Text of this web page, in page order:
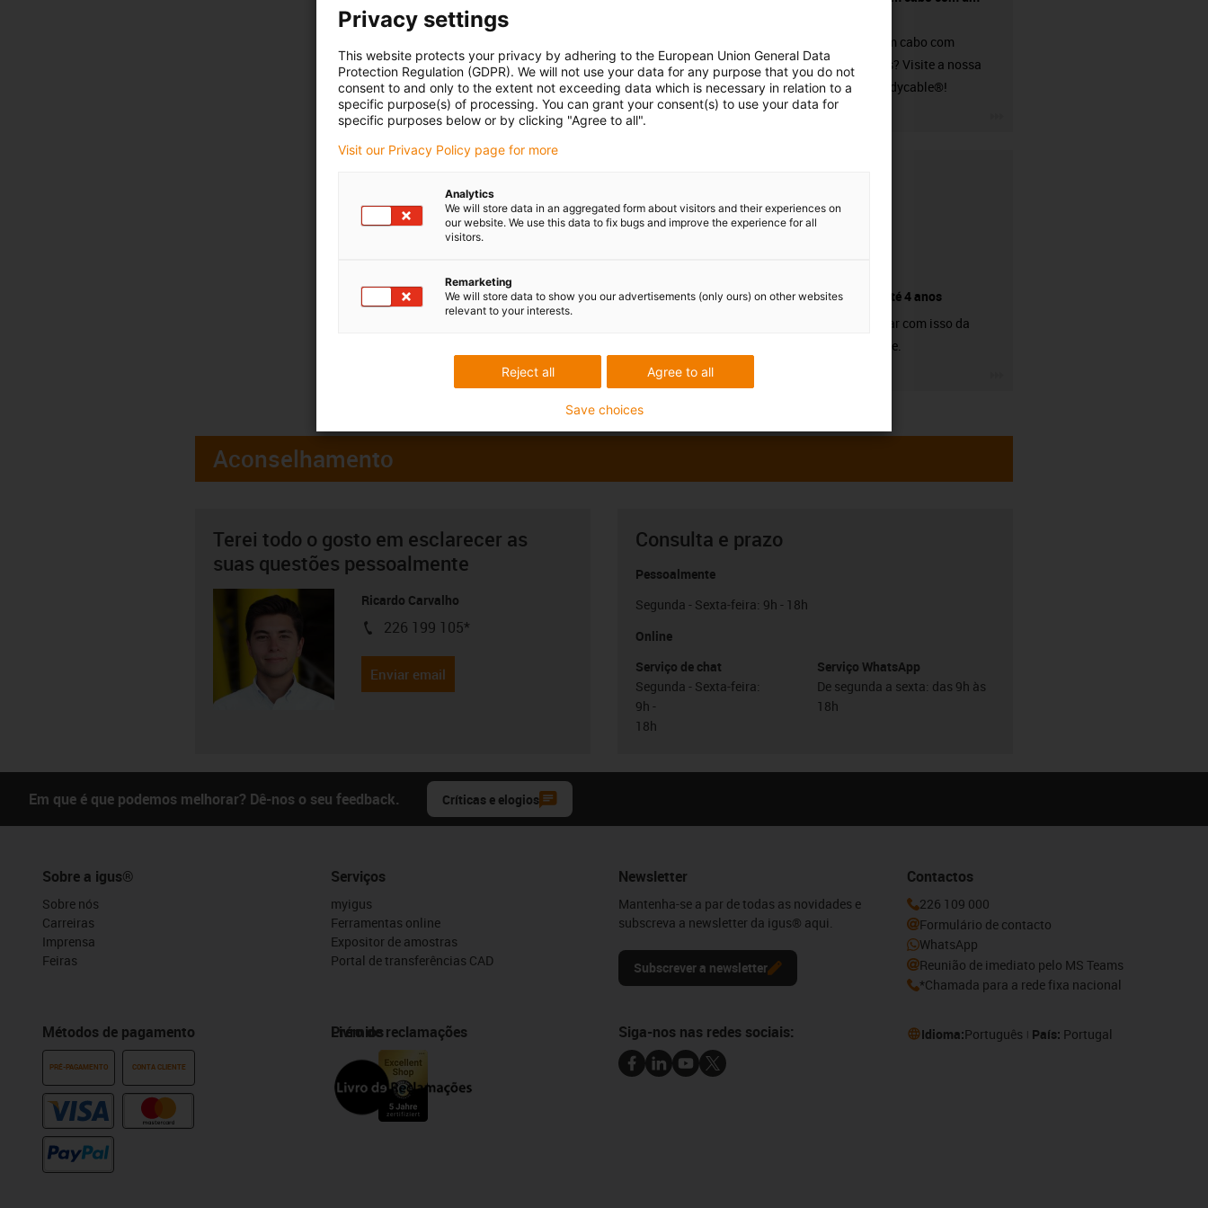
Procura um cabo com
conectores? Visite a nossa
loja de readycable®!
Garantia até 4 anos
Pode contar com isso da
nossa parte.
Aconselhamento
Terei todo o gosto em esclarecer as
suas questões pessoalmente
Ricardo Carvalho
igus-icon-phone
226 199 105*
Enviar email
Consulta e prazo
Pessoalmente
Segunda - Sexta-feira: 9h - 18h
Online
Serviço de chat
Segunda - Sexta-feira:
9h -
18h
Serviço WhatsApp
De segunda a sexta: das 9h às
18h
Em que é que podemos melhorar? Dê-nos o seu feedback. Críticas e elogios
Sobre a igus®
Sobre nós
Carreiras
Imprensa
Feiras
Métodos de pagamento
PRÉ-PAGAMENTO CONTA CLIENTE
Serviços
myigus
Ferramentas online
Expositor de amostras
Portal de transferências CAD
Prémios
Livro de reclamações
Newsletter
Mantenha-se a par de todas as novidades e
subscreva a newsletter da igus® aqui.
Subscrever a newsletter
Contactos
226 109 000
Formulário de contacto
WhatsApp
Reunião de imediato pelo MS Teams
*Chamada para a rede fixa nacional
Siga-nos nas redes sociais: Idioma:Português País: Portugal
Privacy settings
This website protects your privacy by adhering to the European Union General Data
Protection Regulation (GDPR). We will not use your data for any purpose that you do not
consent to and only to the extent not exceeding data which is necessary in relation to a
specific purpose(s) of processing. You can grant your consent(s) to use your data for
specific purposes below or by clicking "Agree to all".
Visit our Privacy Policy page for more
Analytics
We will store data in an aggregated form about visitors and their experiences on
our website. We use this data to fix bugs and improve the experience for all
visitors.
Remarketing
We will store data to show you our advertisements (only ours) on other websites
relevant to your interests.
Agree to all
Reject all
Save choices